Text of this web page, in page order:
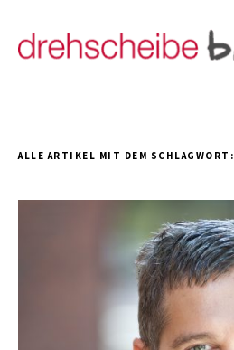
ALLE ARTIKEL MIT DEM SCHLAGWORT: